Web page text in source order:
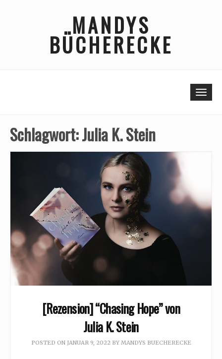
MANDYS
BÜCHERECKE
Schlagwort:Julia K. Stein
[Rezension] “Chasing Hope” von
Julia K. Stein
POSTED ON JANUAR 9, 2022BY MANDYS BUECHERECKE